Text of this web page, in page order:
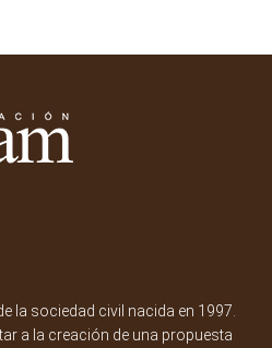
la sociedad civil nacida en 1997.
a la creación de una propuesta